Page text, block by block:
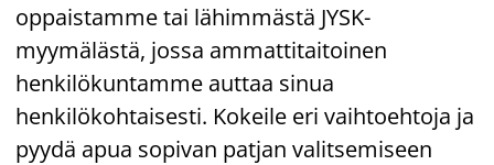
oppaistamme tai lähimmästä JYSK-
myymälästä, jossa ammattitaitoinen
henkilökuntamme auttaa sinua
henkilökohtaisesti. Kokeile eri vaihtoehtoja ja
pyydä apua sopivan patjan valitsemiseen